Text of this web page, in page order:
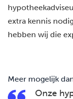
extra kennis
hebben wij die
Meer mogelijk
Onze